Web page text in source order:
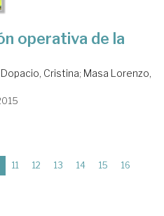
operativa de la
Cristina; Masa Lorenzo,
(current)
11 12 13 14 15
16